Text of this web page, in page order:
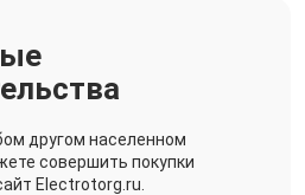
другом населенном
совершить покупки
Electrotorg.ru.